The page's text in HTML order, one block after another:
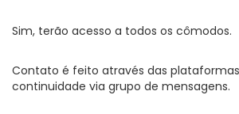
Sim, terão acesso a todos os cômodos.
Contato é feito através das
continuidade via grupo de mensagens.